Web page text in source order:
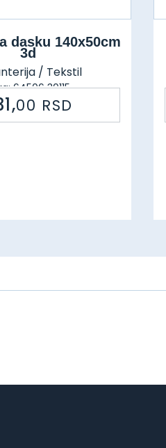
dasku 140x50cm
3d
/ Tekstil
64506 30115
00 RSD